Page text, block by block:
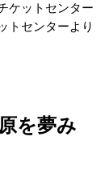
ケットセンター
トセンターより
を夢み